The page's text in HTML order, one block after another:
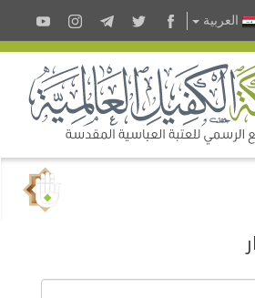
العربية